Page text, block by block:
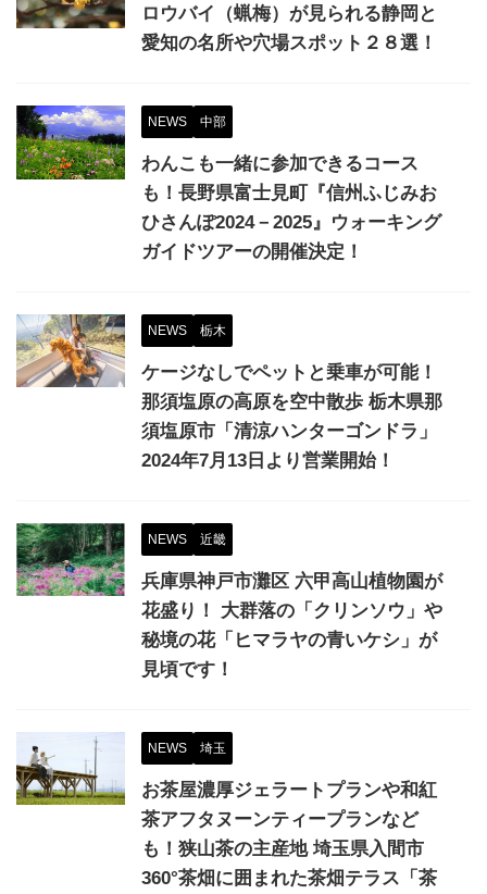
ロウバイ（蝋梅）が見られる静岡と
愛知の名所や穴場スポット２８選！
NEWS 中部
わんこも一緒に参加できるコース
も！長野県富士見町『信州ふじみお
ひさんぽ2024－2025』ウォーキング
ガイドツアーの開催決定！
NEWS 栃木
ケージなしでペットと乗車が可能！
那須塩原の高原を空中散歩 栃木県那
須塩原市「清涼ハンターゴンドラ」
2024年7月13日より営業開始！
NEWS 近畿
兵庫県神戸市灘区 六甲高山植物園が
花盛り！ 大群落の「クリンソウ」や
秘境の花「ヒマラヤの青いケシ」が
見頃です！
NEWS 埼玉
お茶屋濃厚ジェラートプランや和紅
茶アフタヌーンティープランなど
も！狭山茶の主産地 埼玉県入間市
360°茶畑に囲まれた茶畑テラス「茶